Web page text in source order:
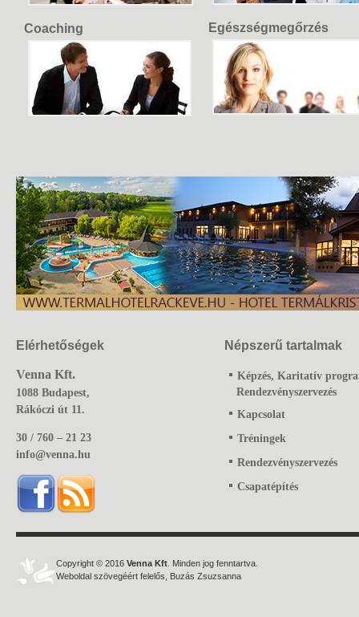
Coaching Egészségmegőrzés
Elérhetőségek
Venna Kft.
1088 Budapest,
Rákóczi út 11.
30 / 760 – 21 23
info@venna.hu
Népszerű tartalmak
Képzés, Karitatív
Rendezvényszervezés
Kapcsolat
Tréningek
Rendezvényszervezés
Csapatépítés
Copyright © 2016 Venna Kft . Minden jog fenntartva.
Weboldal szövegéért felelős, Buzás Zsuzsanna